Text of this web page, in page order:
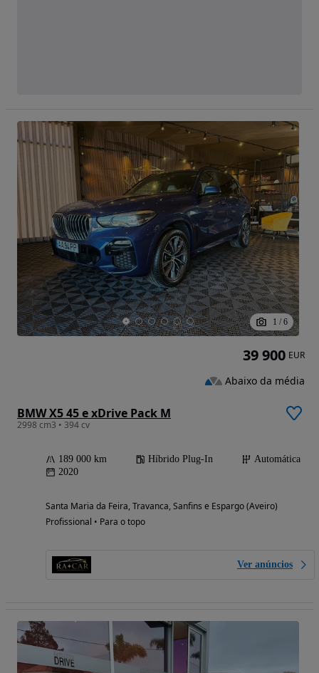
1 / 6
BMW X5 45 e xDrive Pack M
2998 cm3 • 394 cv
189 000 km Híbrido Plug-In
Automática
2020
Santa Maria da Feira, Travanca, Sanfins e Espargo (Aveiro)
Profissional • Para o topo
Ver anúncios
39 900 EUR
Abaixo da média